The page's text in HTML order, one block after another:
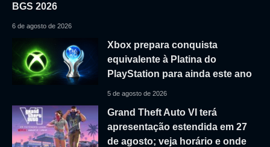
BGS 2026
6 de agosto de 2026
Xbox prepara conquista
equivalente à Platina do
PlayStation para ainda este ano
5 de agosto de 2026
Grand Theft Auto VI terá
apresentação estendida em 27
de agosto; veja horário e onde